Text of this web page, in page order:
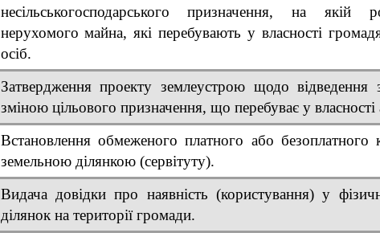
несільськогосподарського призначення, на якій
нерухомого майна, які перебувають у власності
осіб.
Затвердження проекту землеустрою щодо відведення
зміною цільового призначення, що перебуває у власності
Встановлення обмеженого платного або
земельною ділянкою (сервітуту).
Видача довідки про наявність (користування) у
ділянок на території громади.